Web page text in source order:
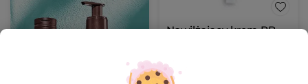
Nawilżający krem BB